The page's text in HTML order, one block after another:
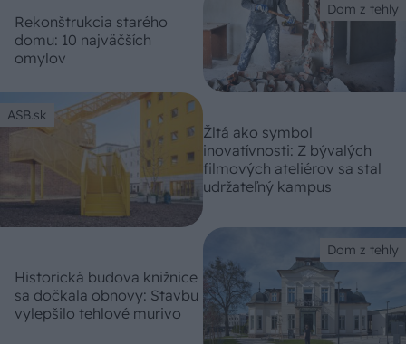
Dom z tehly
Rekonštrukcia starého
domu: 10 najväčších
omylov
ASB.sk
Žltá ako symbol
inovatívnosti: Z bývalých
filmových ateliérov sa stal
udržateľný kampus
Dom z tehly
Historická budova knižnice
sa dočkala obnovy: Stavbu
vylepšilo tehlové murivo